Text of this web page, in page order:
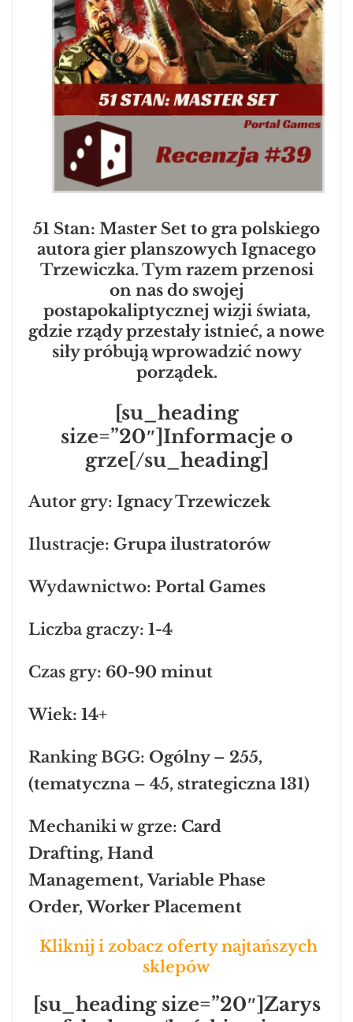
51 Stan: Master Set to gra polskiego
autora gier planszowych Ignacego
Trzewiczka. Tym razem przenosi
on nas do swojej
postapokaliptycznej wizji świata,
gdzie rządy przestały istnieć, a nowe
siły próbują wprowadzić nowy
porządek.
[su_heading
size=”20″]Informacje o
grze[/su_heading]
Autor gry: Ignacy Trzewiczek
Ilustracje: Grupa ilustratorów
Wydawnictwo: Portal Games
Liczba graczy: 1-4
Czas gry: 60-90 minut
Wiek: 14+
Ranking BGG: Ogólny – 255,
(tematyczna – 45, strategiczna 131)
Mechaniki w grze: Card
Drafting, Hand
Management, Variable Phase
Order, Worker Placement
Kliknij i zobacz oferty najtańszych
sklepów
[su_heading size=”20″]Zarys